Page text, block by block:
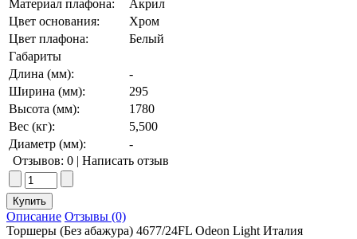
Материал плафона:
Акрил
Цвет основания:
Хром
Цвет плафона:
Белый
Габариты
Длина (мм):
-
Ширина (мм):
295
Высота (мм):
1780
Вес (кг):
5,500
Диаметр (мм):
-
Отзывов: 0 | Написать отзыв
Описание Отзывы (0)
Торшеры (Без абажура) 4677/24FL Odeon Light Италия